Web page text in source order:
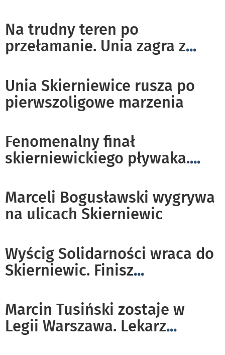
Na trudny teren po
przełamanie. Unia zagra z...
Unia Skierniewice rusza po
pierwszoligowe marzenia
Fenomenalny finał
skierniewickiego pływaka....
Marceli Bogusławski wygrywa
na ulicach Skierniewic
Wyścig Solidarności wraca do
Skierniewic. Finisz...
Marcin Tusiński zostaje w
Legii Warszawa. Lekarz...